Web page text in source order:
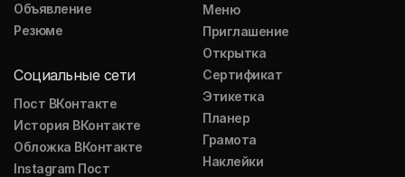
Объявление
Резюме
Социальные сети
Пост ВКонтакте
История ВКонтакте
Обложка ВКонтакте
Instagram Пост
Меню
Приглашение
Открытка
Сертификат
Этикетка
Планер
Грамота
Наклейки